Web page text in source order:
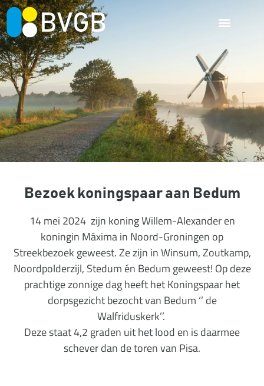
Bezoek koningspaar aan Bedum
14 mei 2024 zijn koning Willem-Alexander en
koningin Máxima in Noord-Groningen op
Streekbezoek geweest. Ze zijn in Winsum, Zoutkamp,
Noordpolderzijl, Stedum én Bedum geweest! Op deze
prachtige zonnige dag heeft het Koningspaar het
dorpsgezicht bezocht van Bedum ‘’ de
Walfriduskerk’’.
Deze staat 4,2 graden uit het lood en is daarmee
schever dan de toren van Pisa.